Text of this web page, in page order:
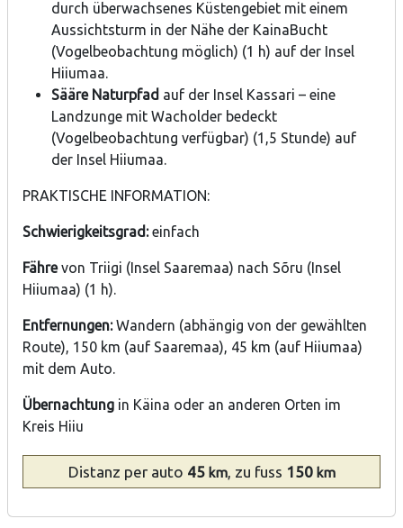
durch überwachsenes Küstengebiet mit einem
Aussichtsturm in der Nähe der KainaBucht
(Vogelbeobachtung möglich) (1 h) auf der Insel
Hiiumaa.
Sääre Naturpfad auf der Insel Kassari – eine
Landzunge mit Wacholder bedeckt
(Vogelbeobachtung verfügbar) (1,5 Stunde) auf
der Insel Hiiumaa.
PRAKTISCHE INFORMATION:
Schwierigkeitsgrad:einfach
Fährevon Triigi (Insel Saaremaa) nach Sõru (Insel
Hiiumaa) (1 h).
Entfernungen:Wandern (abhängig von der gewählten
Route), 150 km (auf Saaremaa), 45 km (auf Hiiumaa)
mit dem Auto.
Übernachtung in Käina oder an anderen Orten im
Kreis Hiiu
Distanz per auto 45km, zu fuss 150km